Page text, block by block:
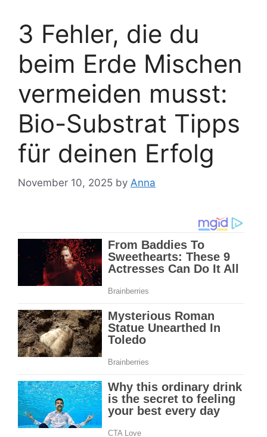
3 Fehler, die du
beim Erde Mischen
vermeiden musst:
Bio-Substrat Tipps
für deinen Erfolg
November 10, 2025 by Anna